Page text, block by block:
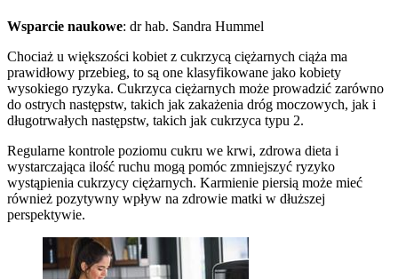
Wsparcie naukowe: dr hab. Sandra Hummel
Chociaż u większości kobiet z cukrzycą ciężarnych ciąża ma
prawidłowy przebieg, to są one klasyfikowane jako kobiety
wysokiego ryzyka. Cukrzyca ciężarnych może prowadzić zarówno
do ostrych następstw, takich jak zakażenia dróg moczowych, jak i
długotrwałych następstw, takich jak cukrzyca typu 2.
Regularne kontrole poziomu cukru we krwi, zdrowa dieta i
wystarczająca ilość ruchu mogą pomóc zmniejszyć ryzyko
wystąpienia cukrzycy ciężarnych. Karmienie piersią może mieć
również pozytywny wpływ na zdrowie matki w dłuższej
perspektywie.